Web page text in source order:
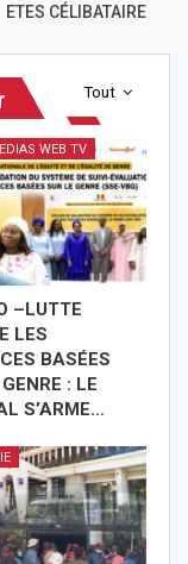
ETES CÉLIBATAIRE
Tout
WEB TV
–LUTTE
LES
BASÉES
: LE
S’ARME…